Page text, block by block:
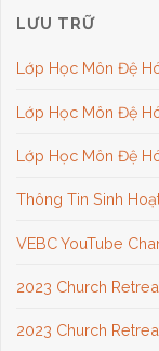
LƯU TRỮ
Lớp Học Môn Đệ
Lớp Học Môn Đệ
Lớp Học Môn Đệ
Thông Tin Sinh
VEBC YouTube
2023 Church
2023 Church